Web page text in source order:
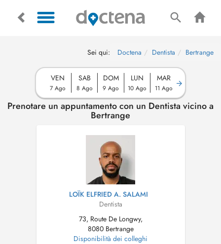
Sei qui: Doctena Dentista Bertrange
VEN
7 Ago
SAB
8 Ago
DOM
9 Ago
LUN
10 Ago
MAR
11 Ago
Prenotare un appuntamento con un Dentista vicino a
Bertrange
LOÏK ELFRIED A. SALAMI
Dentista
73, Route De Longwy,
8080 Bertrange
Disponibilità dei colleghi